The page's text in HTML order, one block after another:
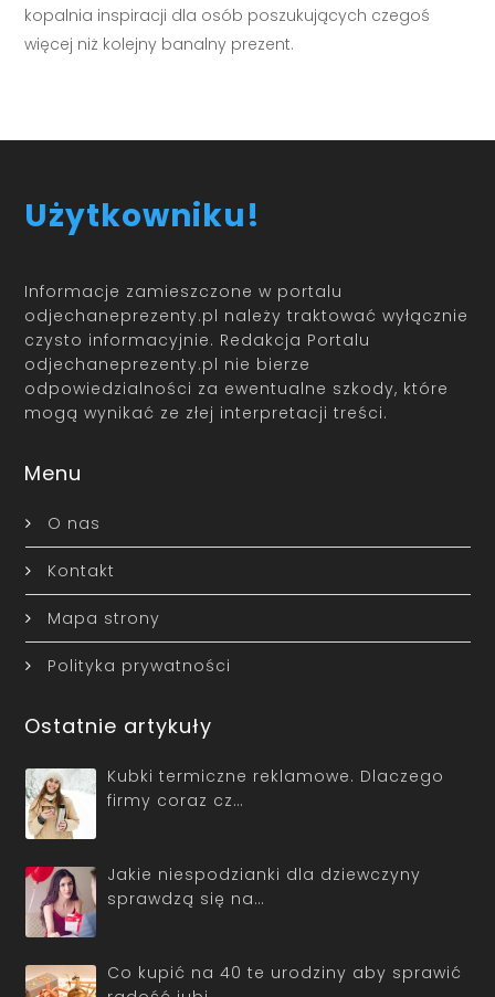
kopalnia inspiracji dla osób poszukujących czegoś
więcej niż kolejny banalny prezent.
Użytkowniku!
Informacje zamieszczone w portalu
odjechaneprezenty.pl należy traktować wyłącznie
czysto informacyjnie. Redakcja Portalu
odjechaneprezenty.pl nie bierze
odpowiedzialności za ewentualne szkody, które
mogą wynikać ze złej interpretacji treści.
Menu
O nas
Kontakt
Mapa strony
Polityka prywatności
Ostatnie artykuły
Kubki termiczne reklamowe. Dlaczego
firmy coraz cz…
Jakie niespodzianki dla dziewczyny
sprawdzą się na…
Co kupić na 40 te urodziny aby sprawić